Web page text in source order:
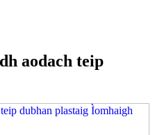
aodach teip